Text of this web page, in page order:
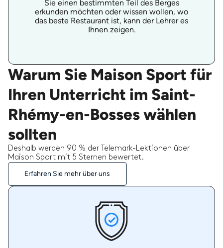
Sie einen bestimmten Teil des Berges
erkunden möchten oder wissen wollen, wo
das beste Restaurant ist, kann der Lehrer es
Ihnen zeigen.
Warum Sie Maison Sport für
Ihren Unterricht im Saint-
Rhémy-en-Bosses wählen
sollten
Deshalb werden 90 % der Telemark-Lektionen über
Maison Sport mit 5 Sternen bewertet.
Erfahren Sie mehr über uns